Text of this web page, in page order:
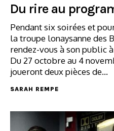
Du rire au
Pendant six soirées et
la troupe lonaysanne des
rendez-vous à son public
Du 27 octobre au 4
joueront deux pièces de…
SARAH REMPE